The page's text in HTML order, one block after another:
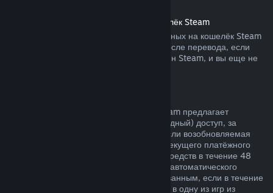
Возврат средств, переведённых на кошелёк Steam
Вы можете запросить возврат переведённых на кошелёк Steam
средств в течение четырнадцати дней после перевода, если
средства были переведены через магазин Steam, и вы еще не
Для определённого контента и услуг Steam предлагает
периодический (ежемесячный или ежегодный) доступ, за
который взимается регулярная плата. Если возобновляемая
подписка не использовалась в течение текущего платёжного
периода, вы можете запросить возврат средств в течение 48
часов с момента покупки или с момента автоматического
продления. Контент считается использованным, если в течение
текущего платёжного периода вы играли в одну из игр из